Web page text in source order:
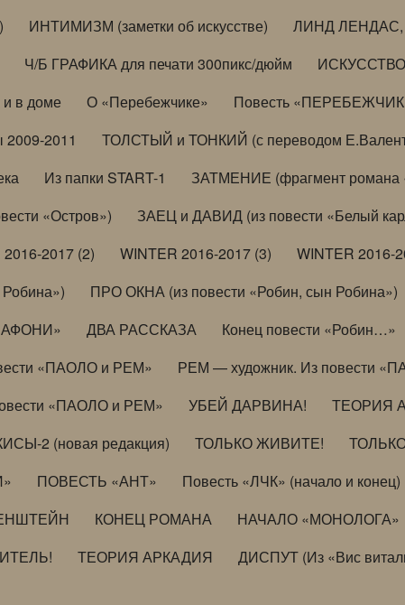
ИНТИМИЗМ (заметки об искусстве)
ЛИНД
Ч/Б ГРАФИКА для печати 300пикс/дюйм
ИСКУССТВО
в доме О «Перебежчике»
Повесть «ПЕРЕБЕЖЧИК»
2011
ТОЛСТЫЙ и ТОНКИЙ (с переводом
Из папки START-1
ЗАТМЕНИЕ (фрагмент романа
«Остров»)
ЗАЕЦ и ДАВИД (из повести «Белый
2017 (2) WINTER 2016-2017 (3)
WINTER 2016-
ПРО ОКНА (из повести «Робин, сын Робина»)
ДВА РАССКАЗА Конец повести «Робин…»
«ПАОЛО и РЕМ»
РЕМ — художник. Из повести
«ПАОЛО и РЕМ» УБЕЙ ДАРВИНА!
ТЕОРИЯ
2 (новая редакция) ТОЛЬКО ЖИВИТЕ!
ПОВЕСТЬ «АНТ»
Повесть «ЛЧК» (начало и конец)
КОНЕЦ РОМАНА
НАЧАЛО «МОНОЛОГА»
ТЕОРИЯ АРКАДИЯ ДИСПУТ (Из «Вис